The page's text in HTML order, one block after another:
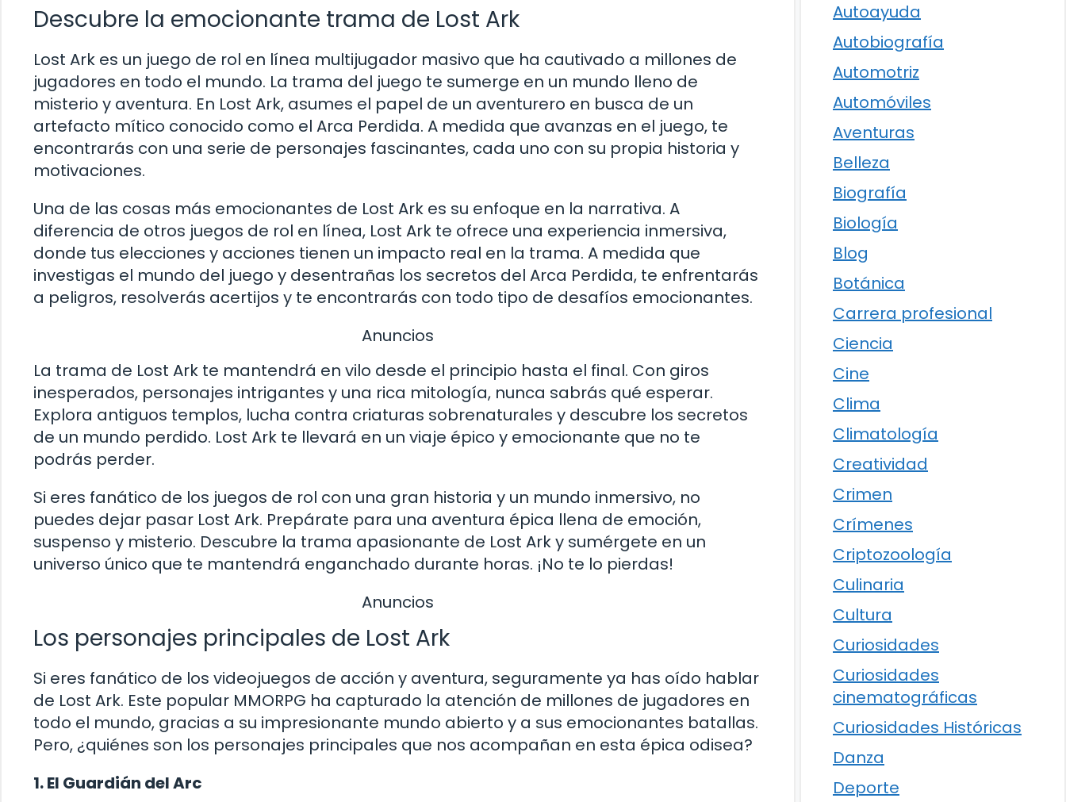
Descubre la emocionante trama de Lost Ark
Lost Ark es un juego de rol en línea multijugador masivo que ha cautivado a millones de
jugadores en todo el mundo. La trama del juego te sumerge en un mundo lleno de
misterio y aventura. En Lost Ark, asumes el papel de un aventurero en busca de un
artefacto mítico conocido como el Arca Perdida. A medida que avanzas en el juego, te
encontrarás con una serie de personajes fascinantes, cada uno con su propia historia y
motivaciones.
Una de las cosas más emocionantes de Lost Ark es su enfoque en la narrativa. A
diferencia de otros juegos de rol en línea, Lost Ark te ofrece una experiencia inmersiva,
donde tus elecciones y acciones tienen un impacto real en la trama. A medida que
investigas el mundo del juego y desentrañas los secretos del Arca Perdida, te enfrentarás
a peligros, resolverás acertijos y te encontrarás con todo tipo de desafíos emocionantes.
Anuncios
La trama de Lost Ark te mantendrá en vilo desde el principio hasta el final. Con giros
inesperados, personajes intrigantes y una rica mitología, nunca sabrás qué esperar.
Explora antiguos templos, lucha contra criaturas sobrenaturales y descubre los secretos
de un mundo perdido. Lost Ark te llevará en un viaje épico y emocionante que no te
podrás perder.
Si eres fanático de los juegos de rol con una gran historia y un mundo inmersivo, no
puedes dejar pasar Lost Ark. Prepárate para una aventura épica llena de emoción,
suspenso y misterio. Descubre la trama apasionante de Lost Ark y sumérgete en un
universo único que te mantendrá enganchado durante horas. ¡No te lo pierdas!
Anuncios
Los personajes principales de Lost Ark
Si eres fanático de los videojuegos de acción y aventura, seguramente ya has oído hablar
de Lost Ark. Este popular MMORPG ha capturado la atención de millones de jugadores en
todo el mundo, gracias a su impresionante mundo abierto y a sus emocionantes batallas.
Pero, ¿quiénes son los personajes principales que nos acompañan en esta épica odisea?
1. El Guardián del Arc
Autoayuda
Autobiografía
Automotriz
Automóviles
Aventuras
Belleza
Biografía
Biología
Blog
Botánica
Carrera profesional
Ciencia
Cine
Clima
Climatología
Creatividad
Crimen
Crímenes
Criptozoología
Culinaria
Cultura
Curiosidades
Curiosidades
cinematográficas
Curiosidades Históricas
Danza
Deporte